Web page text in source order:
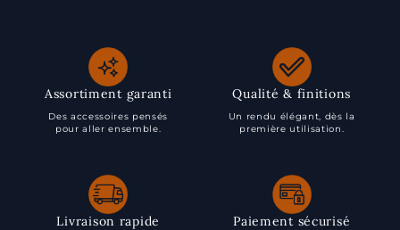
Assortiment garanti
Des accessoires pensés
pour aller ensemble.
Qualité & finitions
Un rendu élégant, dès la
première utilisation.
Livraison rapide Paiement sécurisé